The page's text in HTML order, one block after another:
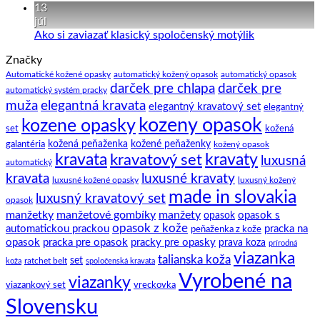
ako
na
to.
manžety
a
ich
história
13
júl
Ako si zaviazať klasický spoločenský motýlikŽiadne
Ako
si
zaviazať
klasický
spoločenský
motýlik
Značky
Automatické kožené opasky automatický kožený opasok automatický opasok
automatický systém pracky darček pre chlapa darček pre
muža elegantná kravata elegantný kravatový set elegantný
set kozene opasky kozeny opasok kožená
galantéria kožená peňaženka kožené peňaženky kožený opasok
automatický kravata kravatový set kravaty luxusná
kravata luxusné kožené opasky luxusné kravaty luxusný kožený
opasok luxusný kravatový set made in slovakia
manžetky manžetové gombíky manžety opasok opasok s
automatickou prackou opasok z kože peňaženka z kože pracka na
opasok pracka pre opasok pracky pre opasky prava koza prírodná
koža ratchet belt set spoločenská kravata talianska koža viazanka
viazankový set viazanky vreckovka Vyrobené na
Slovensku